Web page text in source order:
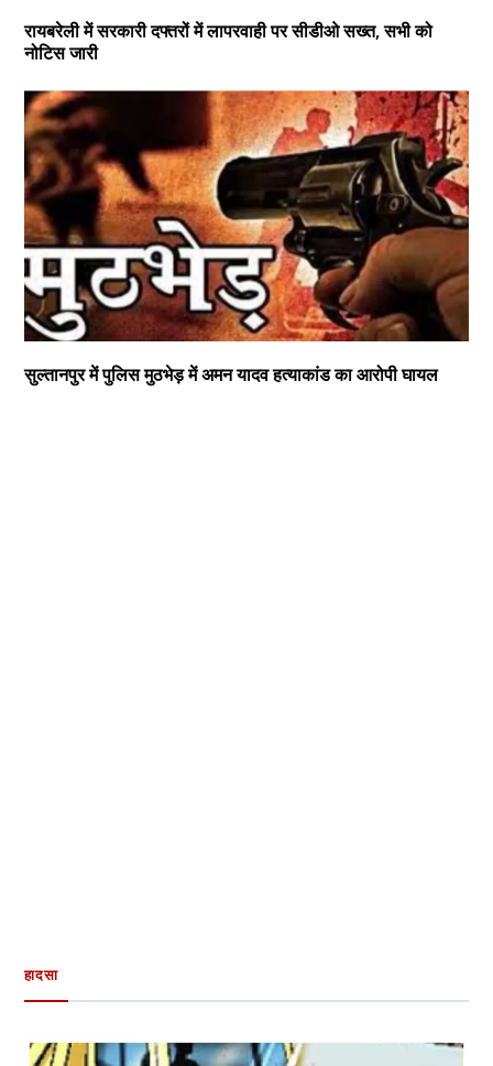
रायबरेली में सरकारी दफ्तरों में लापरवाही पर सीडीओ सख्त, सभी को
नोटिस जारी
सुल्तानपुर में पुलिस मुठभेड़ में अमन यादव हत्याकांड का आरोपी घायल
हादसा